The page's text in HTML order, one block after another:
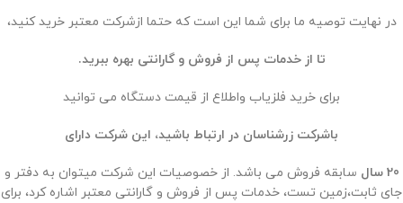
در نهایت توصیه ما برای شما این است که حتما ازشرکت معتبر خرید کنید،
تا از خدمات پس از فروش و گارانتی بهره ببرید.
برای خرید فلزیاب واطلاع از قیمت دستگاه می توانید
باشرکت زرشناسان در ارتباط باشید، این شرکت دارای
20 سال
سابقه فروش می باشد. از خصوصیات این شرکت میتوان به دفتر و
جای ثابت،زمین تست، خدمات پس از فروش و گارانتی معتبر اشاره کرد، برای